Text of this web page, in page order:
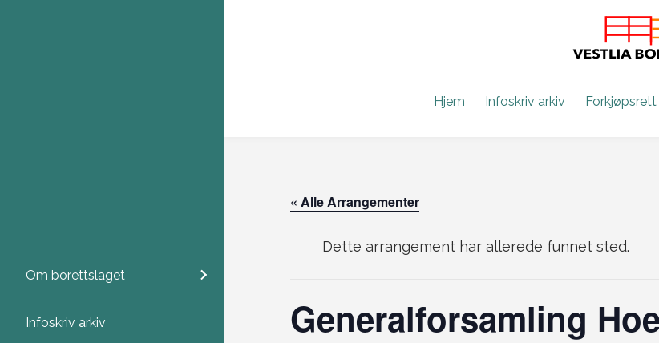
Hjem Infoskriv arkiv Forkjøpsrett
Om borettslaget
Infoskriv arkiv
« Alle Arrangementer
Dette arrangement har allerede funnet sted.
Generalforsamling